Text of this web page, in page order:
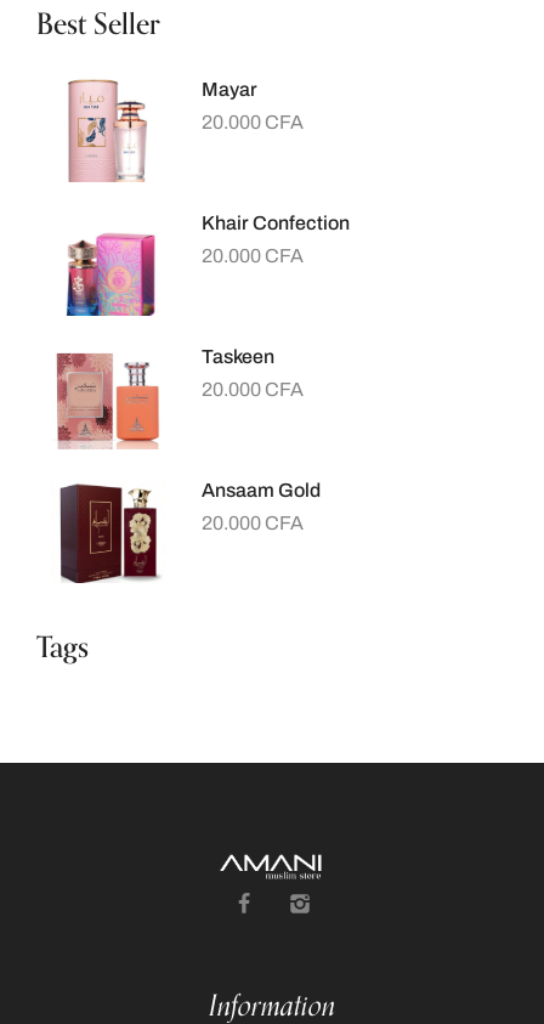
Best Seller
Mayar
20.000 CFA
Khair Confection
20.000 CFA
Taskeen
20.000 CFA
Ansaam Gold
20.000 CFA
Tags
Information